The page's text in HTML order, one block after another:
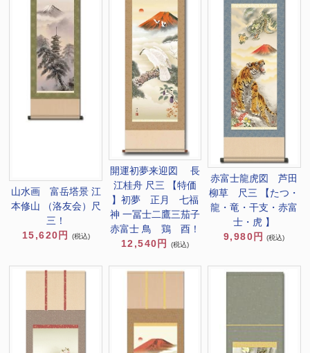
山水画 富岳塔景 江
本修山 （洛友会）尺
三！
15,620円
(税込)
開運初夢来迎図 長
江桂舟 尺三 【特価
】初夢 正月 七福
神 一冨士二鷹三茄子
赤富士 鳥 鶏 酉！
12,540円
(税込)
赤富士龍虎図 芦田
柳草 尺三 【たつ・
龍・竜・干支・赤富
士・虎 】
9,980円
(税込)